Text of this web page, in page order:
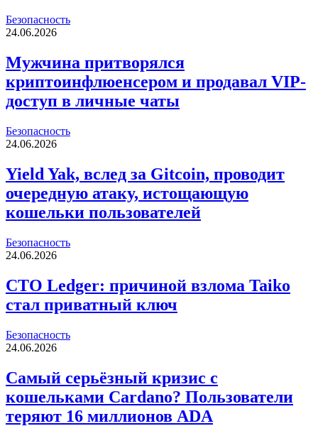
Безопасность
24.06.2026
Мужчина притворялся
криптоинфлюенсером и продавал VIP-
доступ в личные чаты
Безопасность
24.06.2026
Yield Yak, вслед за Gitcoin, проводит
очередную атаку, истощающую
кошельки пользователей
Безопасность
24.06.2026
CTO Ledger: причиной взлома Taiko
стал приватный ключ
Безопасность
24.06.2026
Самый серьёзный кризис с
кошельками Cardano? Пользователи
теряют 16 миллионов ADA